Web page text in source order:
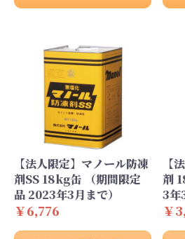
【法人限定】マノール防凍
剤SS 18kg缶 （期間限定
品 2023年3月まで）
￥6,776
【
剤
3年
￥